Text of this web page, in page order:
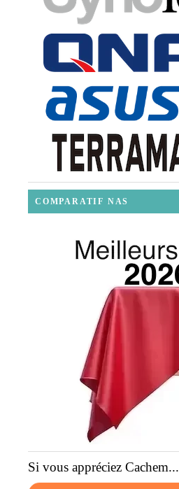
COMPARATIF NAS
Si vous appréciez Cachem...